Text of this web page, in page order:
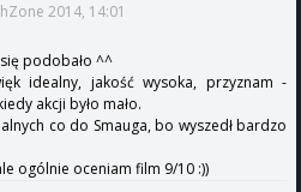
2014, 14:01
podobało ^^
idealny, jakość wysoka, przyznam -
akcji było mało.
co do Smauga, bo wyszedł bardzo
ogólnie oceniam film 9/10 :))